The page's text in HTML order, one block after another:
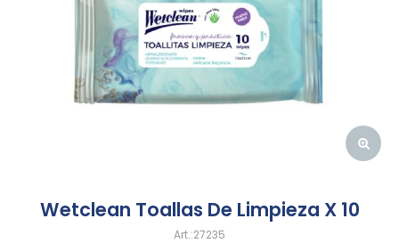
Wetclean Toallas De Limpieza X 10
27235